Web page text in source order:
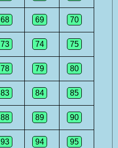
68 69 70
73 74 75
78 79 80
83 84 85
88 89 90
93 94 95